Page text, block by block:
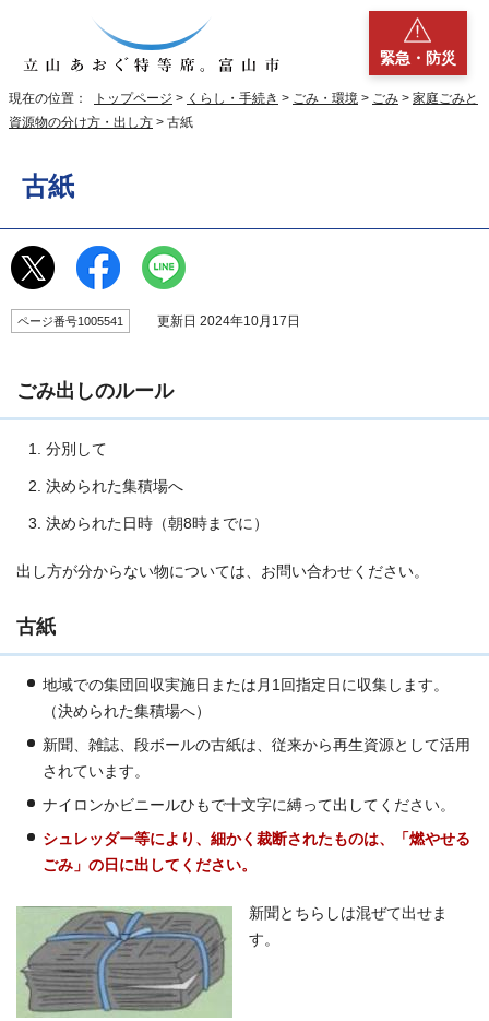
緊急・防災
現在の位置： トップページ > くらし・手続き > ごみ・環境 > ごみ > 家庭ごみと
資源物の分け方・出し方 > 古紙
古紙
ページ番号1005541 更新日 2024年10月17日
ごみ出しのルール
分別して
決められた集積場へ
決められた日時（朝8時までに）
出し方が分からない物については、お問い合わせください。
古紙
地域での集団回収実施日または月1回指定日に収集します。
（決められた集積場へ）
新聞、雑誌、段ボールの古紙は、従来から再生資源として活用
されています。
ナイロンかビニールひもで十文字に縛って出してください。
シュレッダー等により、細かく裁断されたものは、「燃やせる
ごみ」の日に出してください。
新聞とちらしは混ぜて出せま
す。